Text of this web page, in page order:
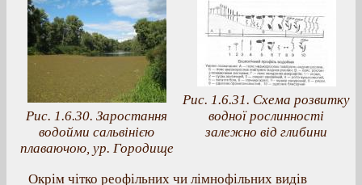
Рис. 1.6.30. Заростання
водойми сальвінією
плаваючою, ур. Городище
Рис. 1.6.31. Схема розвитку
водної рослинності
залежно від глибини
Окрім чітко реофільних чи лімнофільних видів